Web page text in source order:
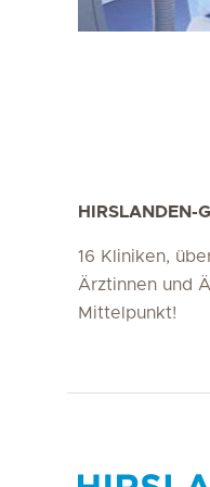
HIRSLANDEN-
16 Kliniken,
Ärztinnen und
Mittelpunkt!